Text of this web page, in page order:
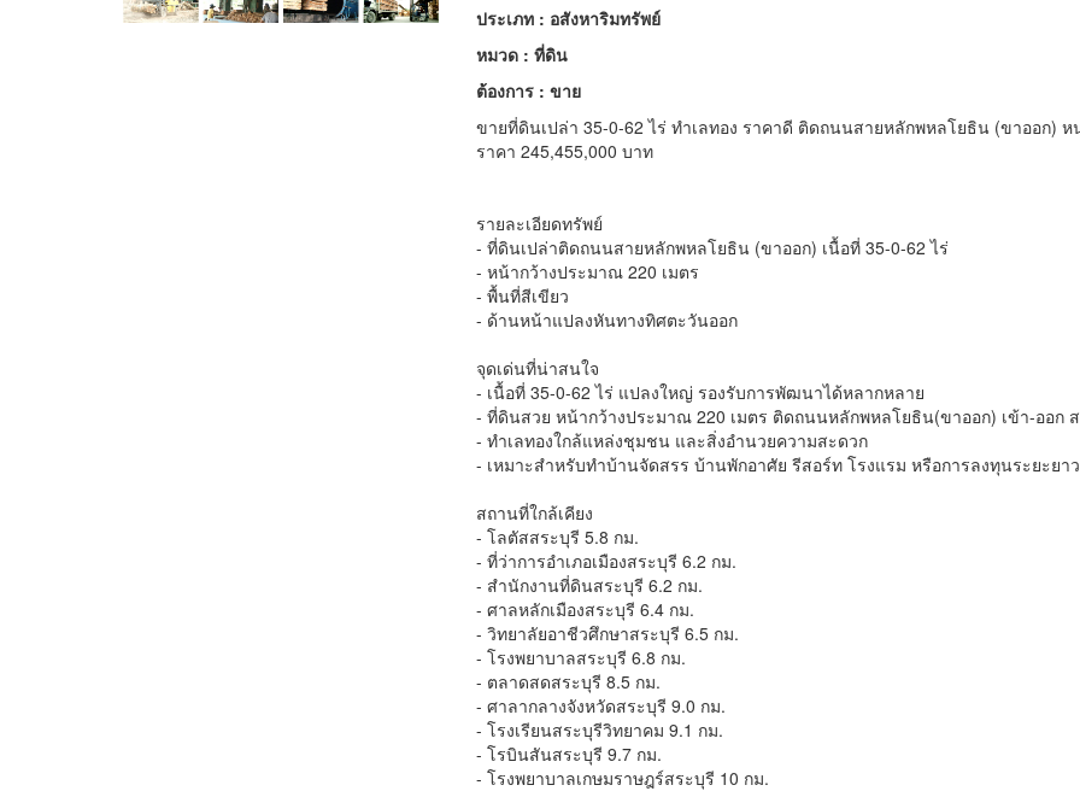
ประเภท : อสังหาริมทรัพย์
หมวด : ที่ดิน
ต้องการ : ขาย
ขายที่ดินเปล่า 35-0-62 ไร่ ทำเลทอง ราคาดี ติดถนนสายหลักพหลโยธิน (ขาออก) ห
ราคา 245,455,000 บาท
รายละเอียดทรัพย์
- ที่ดินเปล่าติดถนนสายหลักพหลโยธิน (ขาออก) เนื้อที่ 35-0-62 ไร่
- หน้ากว้างประมาณ 220 เมตร
- พื้นที่สีเขียว
- ด้านหน้าแปลงหันทางทิศตะวันออก
จุดเด่นที่น่าสนใจ
- เนื้อที่ 35-0-62 ไร่ แปลงใหญ่ รองรับการพัฒนาได้หลากหลาย
- ที่ดินสวย หน้ากว้างประมาณ 220 เมตร ติดถนนหลักพหลโยธิน(ขาออก) เข้า-ออก
- ทำเลทองใกล้แหล่งชุมชน และสิ่งอำนวยความสะดวก
- เหมาะสำหรับทำบ้านจัดสรร บ้านพักอาศัย รีสอร์ท โรงแรม หรือการลงทุนระยะยาว
สถานที่ใกล้เคียง
- โลตัสสระบุรี 5.8 กม.
- ที่ว่าการอำเภอเมืองสระบุรี 6.2 กม.
- สำนักงานที่ดินสระบุรี 6.2 กม.
- ศาลหลักเมืองสระบุรี 6.4 กม.
- วิทยาลัยอาชีวศึกษาสระบุรี 6.5 กม.
- โรงพยาบาลสระบุรี 6.8 กม.
- ตลาดสดสระบุรี 8.5 กม.
- ศาลากลางจังหวัดสระบุรี 9.0 กม.
- โรงเรียนสระบุรีวิทยาคม 9.1 กม.
- โรบินสันสระบุรี 9.7 กม.
- โรงพยาบาลเกษมราษฎร์สระบุรี 10 กม.